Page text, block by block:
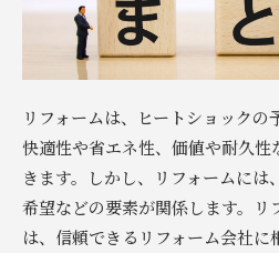
リフォームは、ヒートショックの
快適性や省エネ性、価値や耐久
きます。しかし、リフォームには
希望などの要素が関係します。リ
は、信頼できるリフォーム会社に